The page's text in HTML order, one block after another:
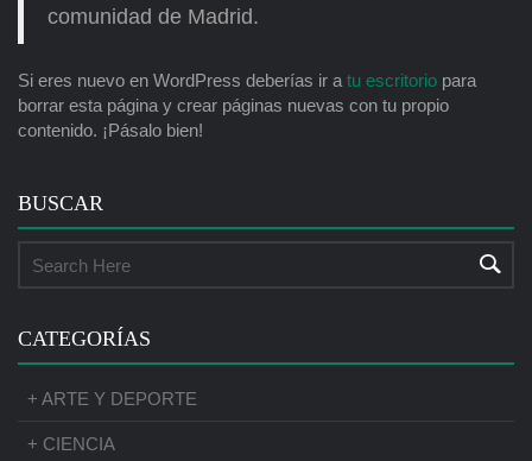
comunidad de Madrid.
Si eres nuevo en WordPress deberías ir a tu escritorio para
borrar esta página y crear páginas nuevas con tu propio
contenido. ¡Pásalo bien!
BUSCAR
CATEGORÍAS
+ ARTE Y DEPORTE
+ CIENCIA